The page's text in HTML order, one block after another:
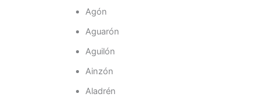
Agón
Aguarón
Aguilón
Ainzón
Aladrén